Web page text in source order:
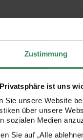
Zustimmung
ist uns
Sie unsere Website
über unsere
sozialen Medien
Sie auf „Alle